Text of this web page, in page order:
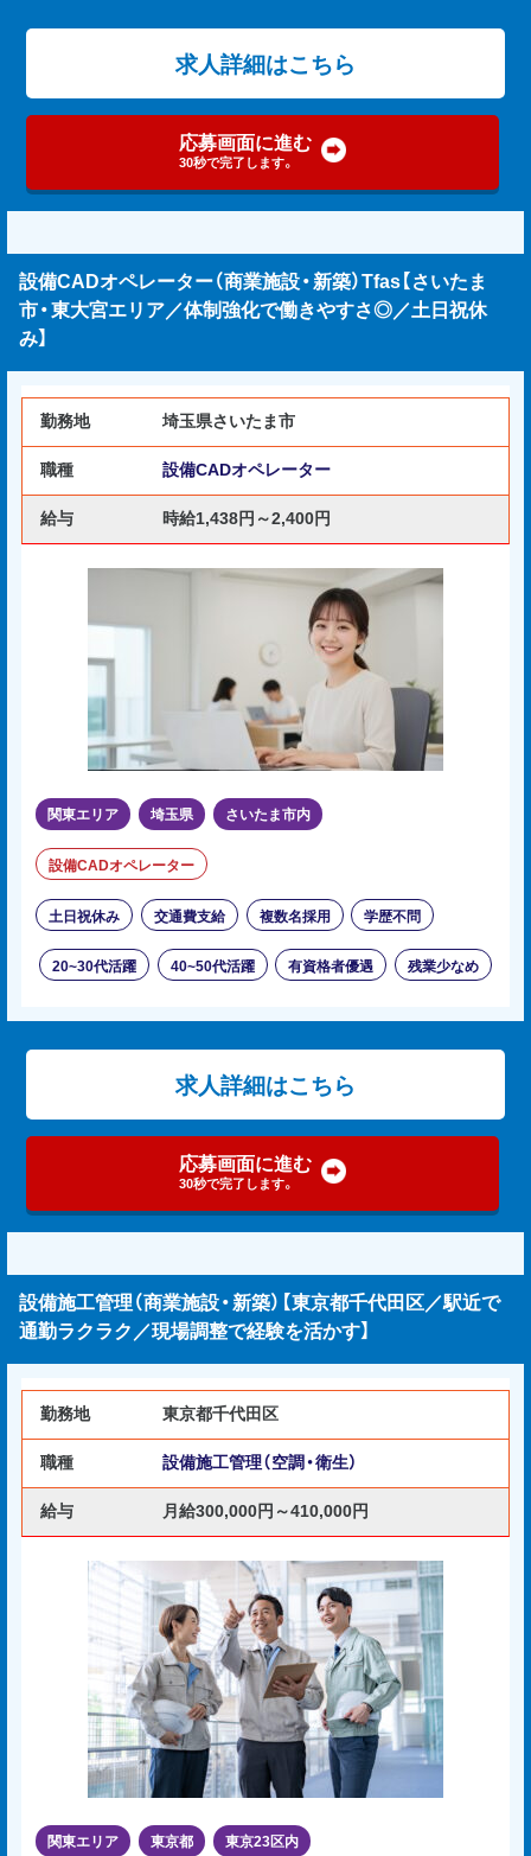
求人詳細はこちら
応募画面に進む
30秒で完了します。
設備CADオペレーター（商業施設・新築）Tfas【さいたま
市・東大宮エリア／体制強化で働きやすさ◎／土日祝休
み】
勤務地 埼玉県さいたま市
職種 設備CADオペレーター
給与 時給1,438円～2,400円
関東エリア 埼玉県 さいたま市内
設備CADオペレーター
土日祝休み 交通費支給 複数名採用 学歴不問
20~30代活躍 40~50代活躍 有資格者優遇 残業少なめ
求人詳細はこちら
応募画面に進む
30秒で完了します。
設備施工管理（商業施設・新築）【東京都千代田区／駅近で
通勤ラクラク／現場調整で経験を活かす】
勤務地 東京都千代田区
職種 設備施工管理（空調・衛生）
給与 月給300,000円～410,000円
関東エリア 東京都 東京23区内